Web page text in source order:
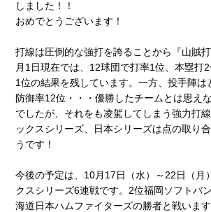
しました！！
おめでとうございます！
打線は圧倒的な強打を誇ることから『山賊
月1日現在では、12球団で打率1位、本塁打
1位の結果を残しています。一方、投手陣は
防御率12位・・・優勝したチームとは思え
でしたが、それをも凌駕してしまう強力打
ックスシリーズ、日本シリーズは点の取り
うです！
今後の予定は、10月17日（水）～22日（月
クスシリーズ6連戦です。2位福岡ソフトバ
海道日本ハムファイターズの勝者と戦います